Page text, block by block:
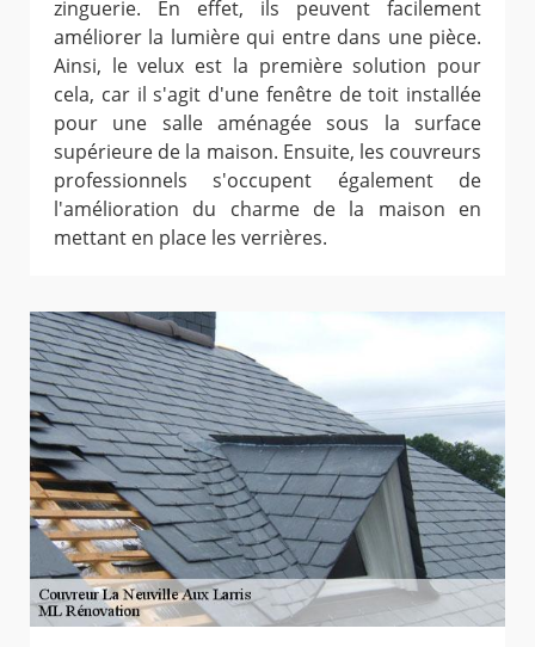
zinguerie. En effet, ils peuvent facilement
améliorer la lumière qui entre dans une pièce.
Ainsi, le velux est la première solution pour
cela, car il s'agit d'une fenêtre de toit installée
pour une salle aménagée sous la surface
supérieure de la maison. Ensuite, les couvreurs
professionnels s'occupent également de
l'amélioration du charme de la maison en
mettant en place les verrières.